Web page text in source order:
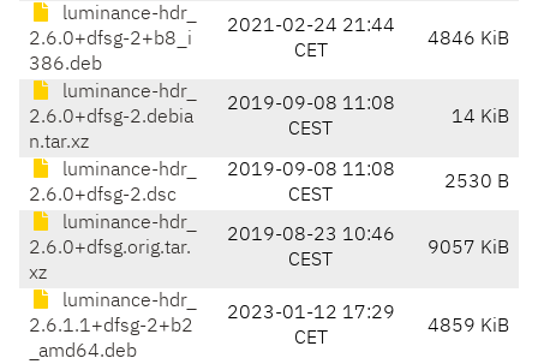
luminance-hdr_
2.6.0+dfsg-2+b8_i
386.deb
2021-02-24 21:44
CET
4846 KiB
luminance-hdr_
2.6.0+dfsg-2.debia
n.tar.xz
2019-09-08 11:08
CEST
14 KiB
luminance-hdr_
2.6.0+dfsg-2.dsc
2019-09-08 11:08
CEST
2530 B
luminance-hdr_
2.6.0+dfsg.orig.tar.
xz
2019-08-23 10:46
CEST
9057 KiB
luminance-hdr_
2.6.1.1+dfsg-2+b2
_amd64.deb
2023-01-12 17:29
CET
4859 KiB